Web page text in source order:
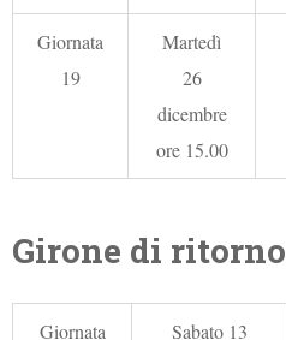
Giornata
19
Martedì
26
dicembre
ore 15.00
Girone di ritorno
Giornata
Sabato 13